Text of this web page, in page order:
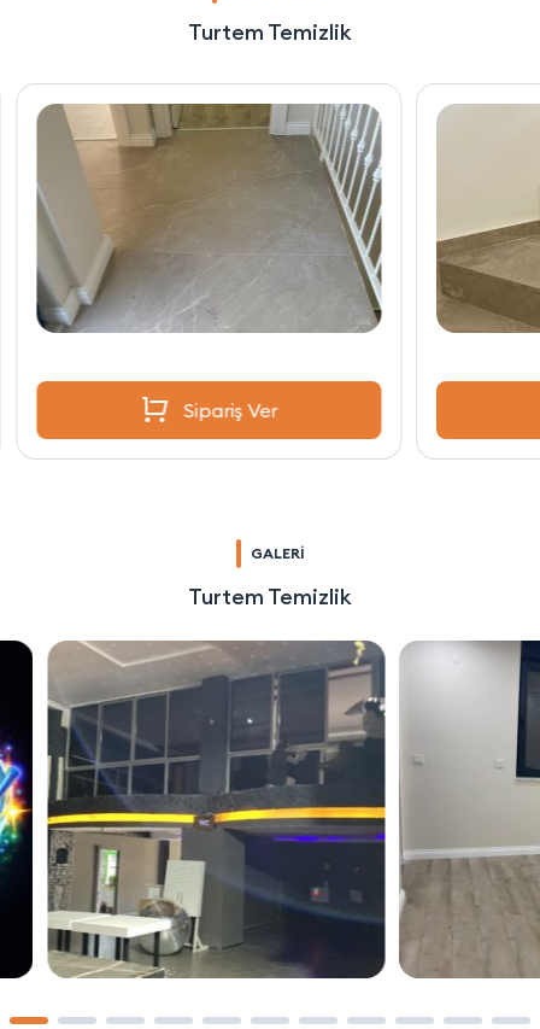
Turtem Temizlik
Sipariş Ver
GALERİ
Turtem Temizlik